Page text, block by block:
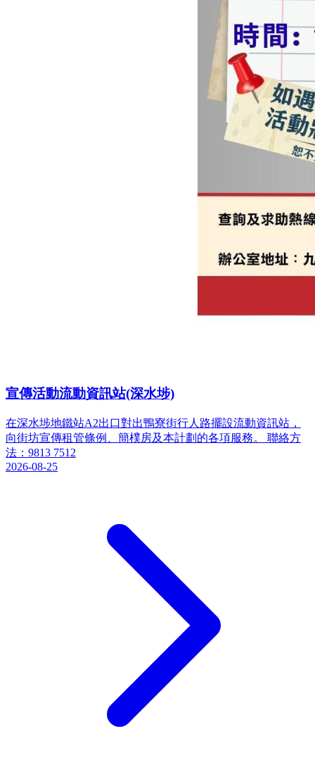
宣傳活動流動資訊站(深水埗)
在深水埗地鐵站A2出口對出鴨寮街行人路擺設流動資訊站，
向街坊宣傳租管條例、簡樸房及本計劃的各項服務。 聯絡方
法：9813 7512
2026-08-25